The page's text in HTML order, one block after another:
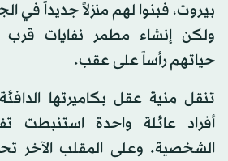
بيروت، فبنوا لهم منزلاً جديداً في
ولكن إنشاء مطمر نفايات
حياتهم رأساً على عقب.
تنقل منية عقل بكاميرتها
أفراد عائلة واحدة استنبطت
الشخصية. وعلى المقلب الآخر